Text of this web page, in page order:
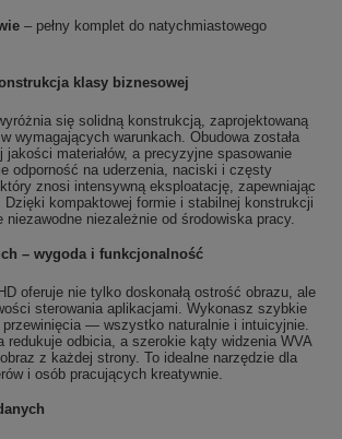
– pełny komplet do natychmiastowego
klasy biznesowej
się solidną konstrukcją, zaprojektowaną
wymagających warunkach. Obudowa została
materiałów, a precyzyjne spasowanie
odporność na uderzenia, naciski i częsty
znosi intensywną eksploatację, zapewniając
Dzięki kompaktowej formie i stabilnej konstrukcji
niezawodne niezależnie od środowiska pracy.
– wygoda i funkcjonalność
oferuje nie tylko doskonałą ostrość obrazu, ale
sterowania aplikacjami. Wykonasz szybkie
— wszystko naturalnie i intuicyjnie.
redukuje odbicia, a szerokie kąty widzenia WVA
z każdej strony. To idealne narzędzie dla
i osób pracujących kreatywnie.